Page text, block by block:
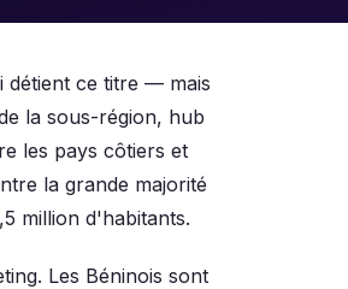
ce titre — mais
la sous-région, hub
les pays côtiers et
la grande majorité
million d'habitants.
Les Béninois sont